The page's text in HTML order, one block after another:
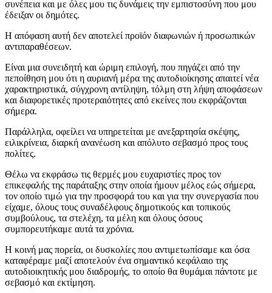
συνέπεια και με όλες μου τις δυνάμεις την εμπιστοσύνη που μου
έδειξαν οι δημότες.
Η απόφαση αυτή δεν αποτελεί προϊόν διαφωνιών ή προσωπικών
αντιπαραθέσεων.
Είναι μια συνειδητή και ώριμη επιλογή, που πηγάζει από την
πεποίθηση μου ότι η αυριανή μέρα της αυτοδιοίκησης απαιτεί νέα
χαρακτηριστικά, σύγχρονη αντίληψη, τόλμη στη λήψη αποφάσεων
και διαφορετικές προτεραιότητες από εκείνες που εκφράζονται
σήμερα.
Παράλληλα, οφείλει να υπηρετείται με ανεξαρτησία σκέψης,
ειλικρίνεια, διαρκή ανανέωση και απόλυτο σεβασμό προς τους
πολίτες.
Θέλω να εκφράσω τις θερμές μου ευχαριστίες προς τον
επικεφαλής της παράταξης στην οποία ήμουν μέλος εώς σήμερα,
τον οποίο τιμώ για την προσφορά του και για την συνεργασία που
είχαμε, όλους τους συναδέλφους δημοτικούς και τοπικούς
συμβούλους, τα στελέχη, τα μέλη και όλους όσους
συμπορευτήκαμε αυτά τα χρόνια.
Η κοινή μας πορεία, οι δυσκολίες που αντιμετωπίσαμε και όσα
καταφέραμε μαζί αποτελούν ένα σημαντικό κεφάλαιο της
αυτοδιοικητικής μου διαδρομής, το οποίο θα θυμάμαι πάντοτε με
σεβασμό και εκτίμηση.